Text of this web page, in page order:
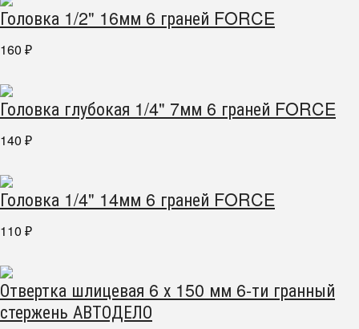
Головка 1/2" 16мм 6 граней FORCE
160 ₽
Головка глубокая 1/4" 7мм 6 граней FORCE
140 ₽
Головка 1/4" 14мм 6 граней FORCE
110 ₽
Отвертка шлицевая 6 х 150 мм 6-ти гранный
стержень АВТОДЕЛО